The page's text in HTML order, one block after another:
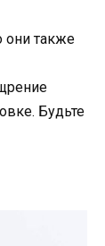
они также
Будьте